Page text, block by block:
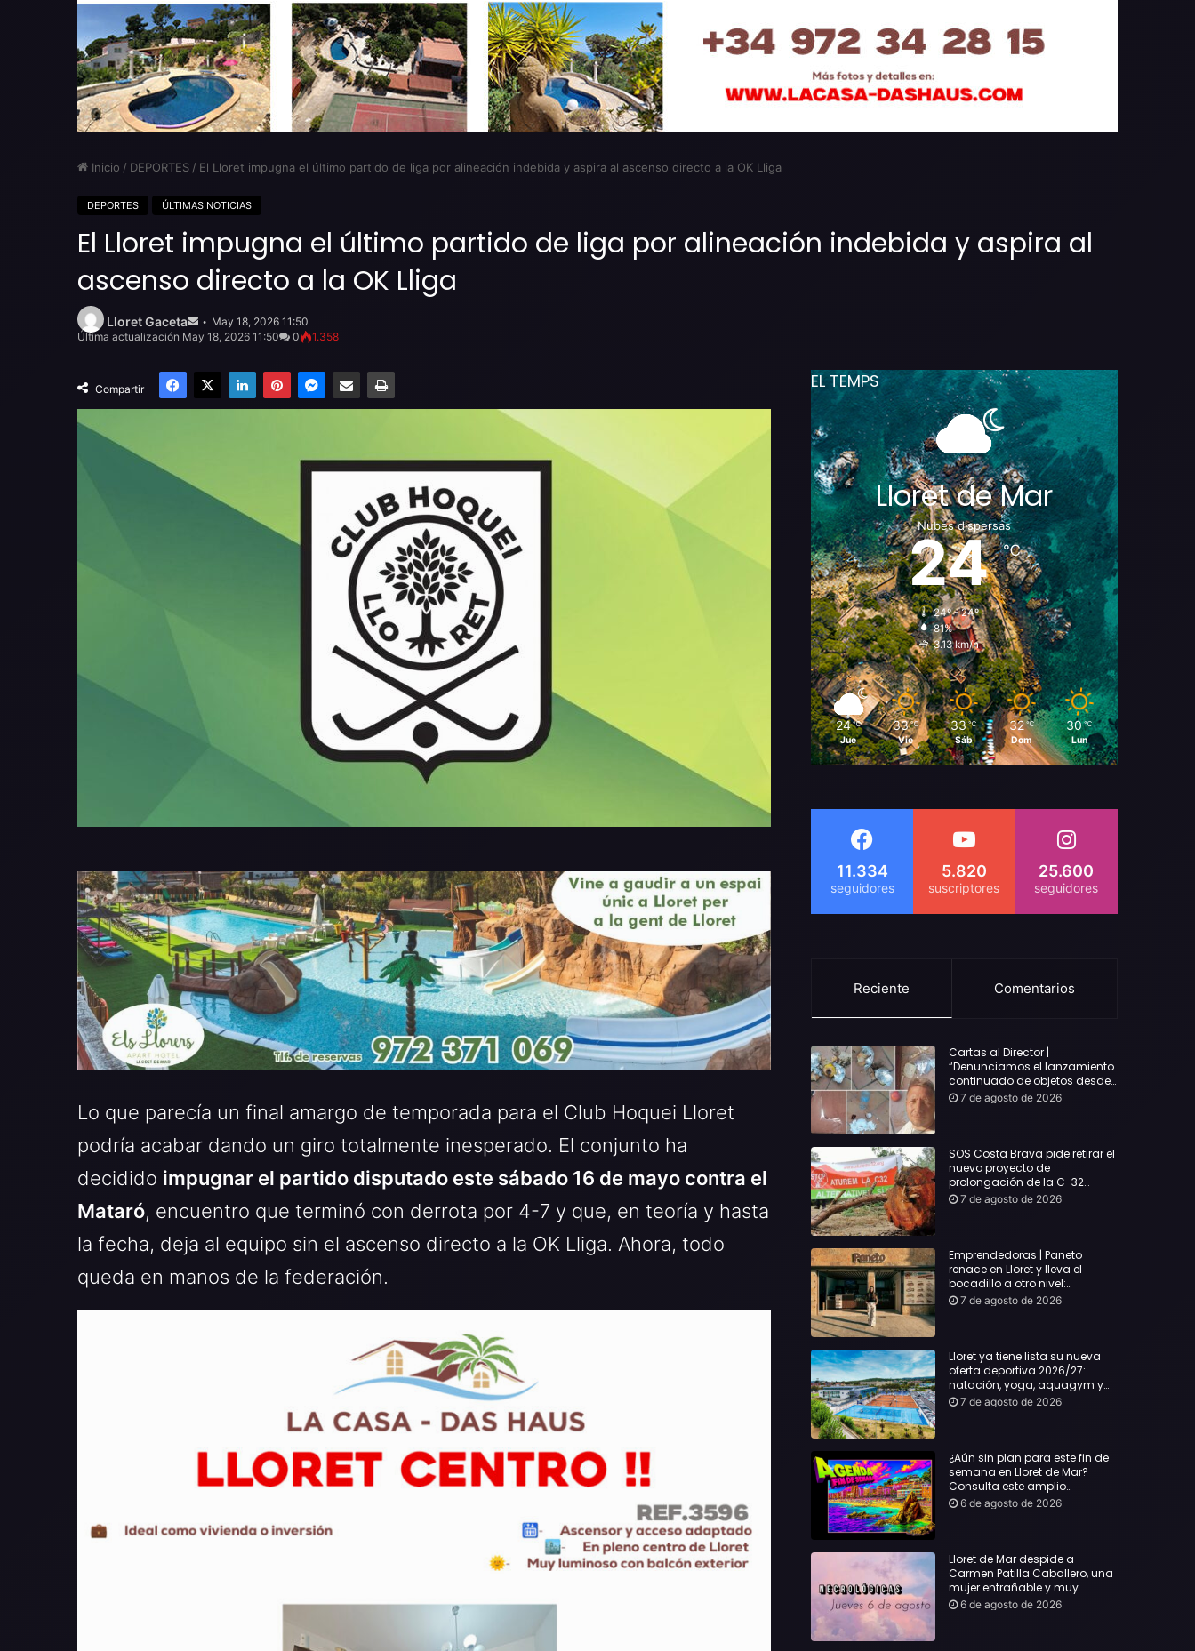
Inicio / DEPORTES / El Lloret impugna el último partido de liga por alineación indebida y aspira al ascenso directo a la OK Lliga
DEPORTES ÚLTIMAS NOTICIAS
El Lloret impugna el último partido de liga por alineación indebida y aspira al
ascenso directo a la OK Lliga
Lloret Gaceta
emailMay 18, 2026 11:50
Última actualización May 18, 2026 11:50
0 1.358
Compartir
Facebook
X LinkedInPinterestMessenger
Compartir por email Imprimir
Lo que parecía un final amargo de temporada para el Club Hoquei Lloret
podría acabar dando un giro totalmente inesperado. El conjunto ha
decidido impugnar el partido disputado este sábado 16 de mayo contra el
Mataró, encuentro que terminó con derrota por 4-7 y que, en teoría y hasta
la fecha, deja al equipo sin el ascenso directo a la OK Lliga. Ahora, todo
queda en manos de la federación.
EL TEMPS
Lloret de Mar
Nubes dispersas
24℃
24º - 24º
81%
3.13 km/h
24 ℃
Jue
33 ℃
Vie
33 ℃
Sáb
32 ℃
Dom
30 ℃
Lun
11.334 5.820 25.600
Reciente Comentarios
Cartas al Director |
“Denunciamos el lanzamiento
continuado de objetos desde
alojamientos turísticos a
7 de agosto de 2026
SOS Costa Brava pide retirar el
nuevo proyecto de
prolongación de la C-32
hasta Lloret y reclama la
7 de agosto de 2026
Emprendedoras | Paneto
renace en Lloret y lleva el
bocadillo a otro nivel:
producto km 0 y espíritu
7 de agosto de 2026
Lloret ya tiene lista su nueva
oferta deportiva 2026/27:
natación, yoga, aquagym y
decenas de actividades para
7 de agosto de 2026
¿Aún sin plan para este fin de
semana en Lloret de Mar?
Consulta este amplio
recopilatorio de planes:
6 de agosto de 2026
Lloret de Mar despide a
Carmen Patilla Caballero, una
mujer entrañable y muy
querida
6 de agosto de 2026